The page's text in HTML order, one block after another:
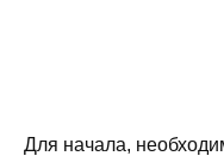
Для начала,